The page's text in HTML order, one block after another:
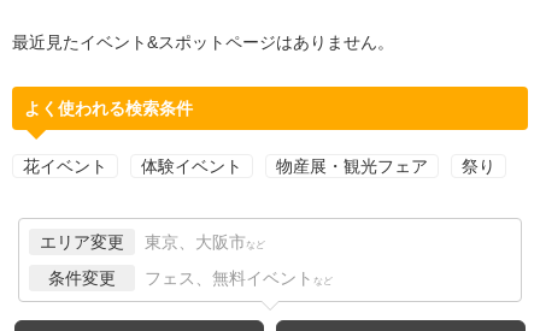
最近見たイベント&スポットページはありません。
よく使われる検索条件
花イベント 体験イベント 物産展・観光フェア 祭り
エリア変更 東京、大阪市 など
条件変更 フェス、無料イベント など